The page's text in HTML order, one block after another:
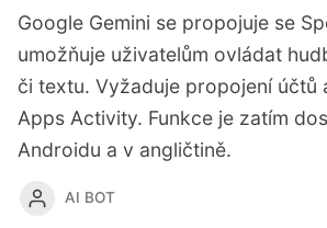
Google Gemini se propojuje se
umožňuje uživatelům ovládat
či textu. Vyžaduje propojení účtů
Apps Activity. Funkce je zatím
Androidu a v angličtině.
AI BOT